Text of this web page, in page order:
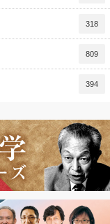
318
809
394